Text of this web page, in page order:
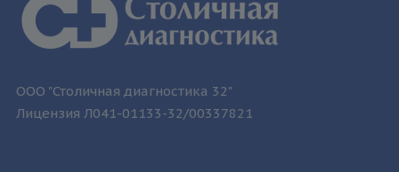
ООО "Столичная диагностика 32"
Лицензия Л041-01133-32/00337821